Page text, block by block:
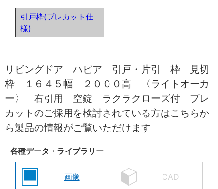
引戸枠(プレカット仕
様)
リビングドア ハピア 引戸・片引 枠 見切
枠 １６４５幅 ２０００高 〈ライトオーカ
ー〉 右引用 空錠 ラクラクローズ付 プレ
カットのご採用を検討されている方はこちらか
ら製品の情報がご覧いただけます
各種データ・ライブラリー
画像 CAD